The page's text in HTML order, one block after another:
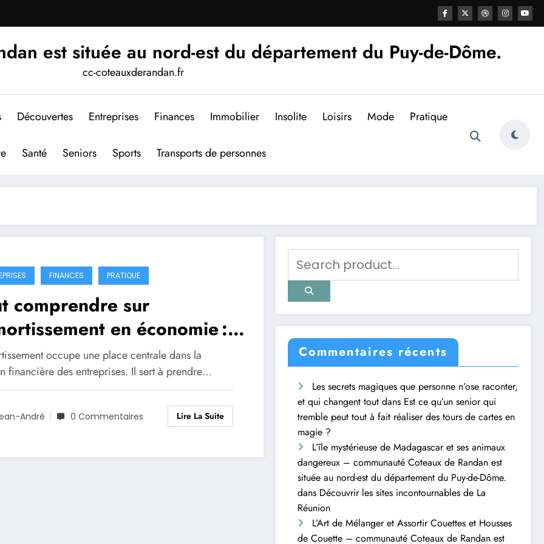
est située au nord-est du département du Puy-de-Dôme.
cc-coteauxderandan.fr
Découvertes Entreprises Finances Immobilier Insolite Loisirs Mode Pratique
Santé Seniors Sports Transports de personnes
FINANCES PRATIQUE
comprendre sur
en économie :
simples et
concrets
occupe une place centrale dans la
financière des entreprises. Il sert à prendre…
André 0 Commentaires Lire La Suite
Commentaires récents
Les secrets magiques que personne n’ose raconter,
et qui changent tout dans Est ce qu’un senior qui
tremble peut tout à fait réaliser des tours de cartes en
magie ?
L’île mystérieuse de Madagascar et ses animaux
dangereux – communauté Coteaux de Randan est
située au nord-est du département du Puy-de-Dôme.
dans Découvrir les sites incontournables de La
Réunion
L’Art de Mélanger et Assortir Couettes et Housses
de Couette – communauté Coteaux de Randan est